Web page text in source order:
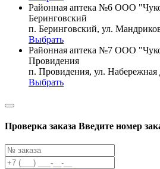
Районная аптека №6 ООО
Беринговский
п. Беринговский, ул.
Выбрать
Районная аптека №7 ООО
Провидения
п. Провидения, ул.
Выбрать
Проверка заказа Введите номер